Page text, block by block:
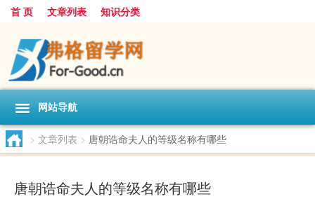
首 页 文章列表 知识分类
网站导航
> 文章列表 > 唐朝诰命夫人的等级名称有哪些
唐朝诰命夫人的等级名称有哪些